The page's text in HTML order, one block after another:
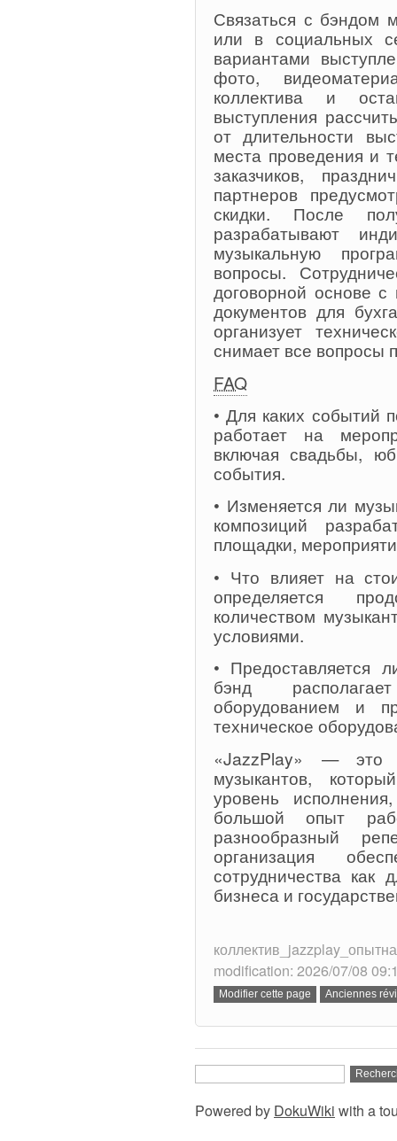
Связаться с бэндом
или в социальных
вариантами
фото,
коллектива и
выступления
от длительности
места проведения и
заказчиков,
партнеров
скидки. После
разрабатывают
музыкальную
вопросы.
договорной основе
документов для
организует
снимает все вопросы
FAQ
• Для каких событий
работает на
включая свадьбы,
события.
• Изменяется ли
композиций
площадки,
• Что влияет на
определяется
количеством
условиями.
• Предоставляется
бэнд
оборудованием и
техническое
«JazzPlay» — это
музыкантов,
уровень
большой опыт
разнообразный
организация
сотрудничества
бизнеса и
modification: 2026/07/08
Powered by DokuWiki with a